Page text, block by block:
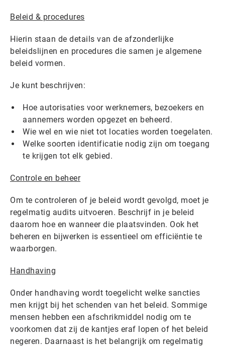
Beleid & procedures
Hierin staan de details van de afzonderlijke
beleidslijnen en procedures die samen je algemene
beleid vormen.
Je kunt beschrijven:
Hoe autorisaties voor werknemers, bezoekers en
aannemers worden opgezet en beheerd.
Wie wel en wie niet tot locaties worden toegelaten.
Welke soorten identificatie nodig zijn om toegang
te krijgen tot elk gebied.
Controle en beheer
Om te controleren of je beleid wordt gevolgd, moet je
regelmatig audits uitvoeren. Beschrijf in je beleid
daarom hoe en wanneer die plaatsvinden. Ook het
beheren en bijwerken is essentieel om efficiëntie te
waarborgen.
Handhaving
Onder handhaving wordt toegelicht welke sancties
men krijgt bij het schenden van het beleid. Sommige
mensen hebben een afschrikmiddel nodig om te
voorkomen dat zij de kantjes eraf lopen of het beleid
negeren. Daarnaast is het belangrijk om regelmatig